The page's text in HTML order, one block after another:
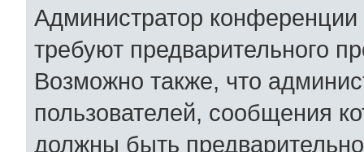
Администратор
требуют предварительного
Возможно также, что
пользователей, сообщения
должны быть